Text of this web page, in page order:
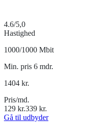
4.6/5,0
Hastighed
1000/1000 Mbit
Min. pris 6 mdr.
1404 kr.
Pris/md.
129 kr.339 kr.
Gå til udbyder